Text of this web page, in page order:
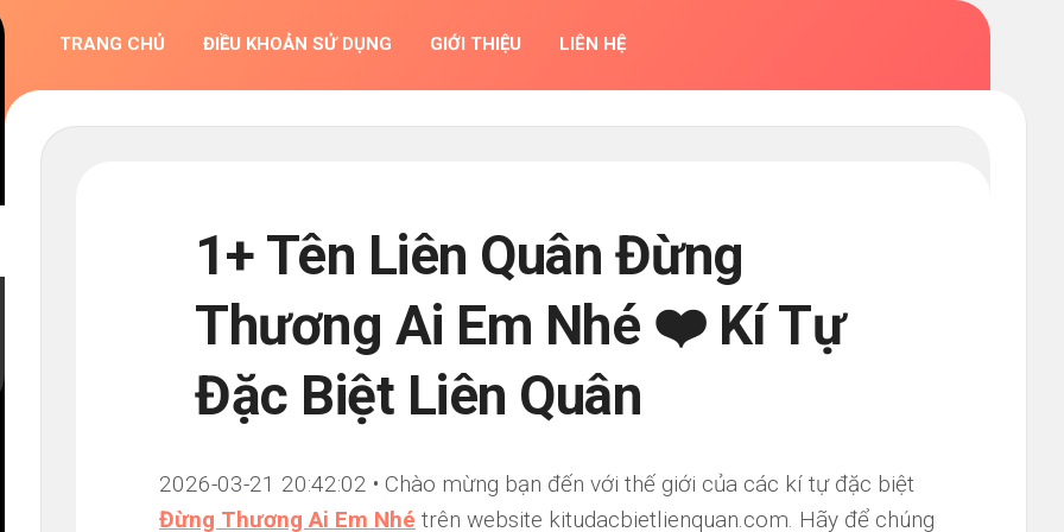
TRANG CHỦ ĐIỀU KHOẢN SỬ DỤNG GIỚI THIỆU LIÊN HỆ
1+ Tên Liên Quân Đừng
Thương Ai Em Nhé ❤️ Kí Tự
Đặc Biệt Liên Quân
2026-03-21 20:42:02 • Chào mừng bạn đến với thế giới của các kí tự đặc biệt
Đừng Thương Ai Em Nhé trên website kitudacbietlienquan.com. Hãy để chúng